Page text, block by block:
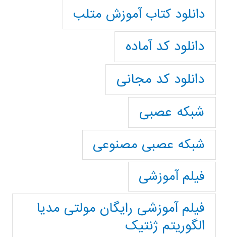
دانلود کتاب آموزش متلب
دانلود کد آماده
دانلود کد مجانی
شبکه عصبی
شبکه عصبی مصنوعی
فیلم آموزشی
فیلم آموزشی رایگان مولتی مدیا
الگوریتم ژنتیک